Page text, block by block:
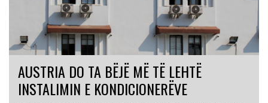
AUSTRIA DO TA BËJË MË TË LEHTË
INSTALIMIN E KONDICIONERËVE